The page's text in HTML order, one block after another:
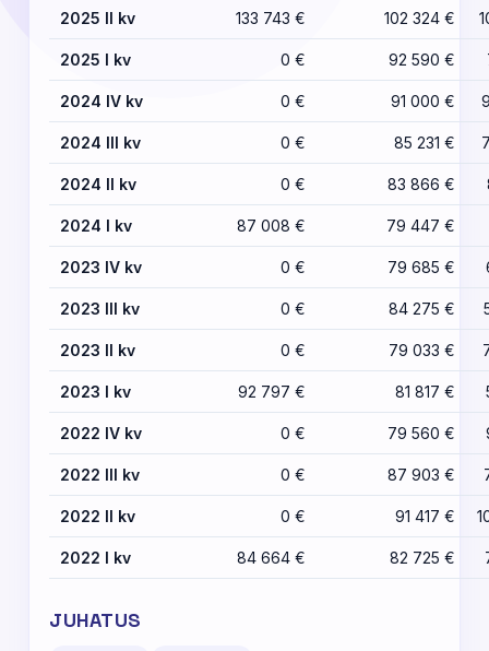
2025 II kv 133 743 € 102 324 €
2025 I kv 0 € 92 590 €
2024 IV kv 0 € 91 000 €
2024 III kv 0 € 85 231 €
2024 II kv 0 € 83 866 €
2024 I kv 87 008 € 79 447 €
2023 IV kv 0 € 79 685 €
2023 III kv 0 € 84 275 €
2023 II kv 0 € 79 033 €
2023 I kv 92 797 € 81 817 €
2022 IV kv 0 € 79 560 €
2022 III kv 0 € 87 903 €
2022 II kv 0 € 91 417 €
2022 I kv 84 664 € 82 725 €
JUHATUS